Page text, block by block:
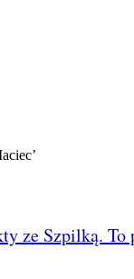
ze Szpilką.